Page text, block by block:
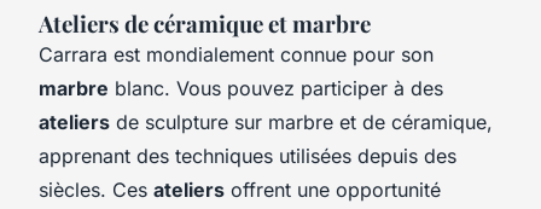
Ateliers de céramique et marbre
Carrara est mondialement connue pour son
marbre blanc. Vous pouvez participer à des
ateliers de sculpture sur marbre et de céramique,
apprenant des techniques utilisées depuis des
siècles. Ces ateliers offrent une opportunité